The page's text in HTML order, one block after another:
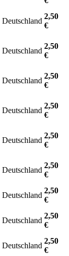
Deutschland
2,50
€
Deutschland
2,50
€
Deutschland
2,50
€
Deutschland
2,50
€
Deutschland
2,50
€
Deutschland
2,50
€
Deutschland
2,50
€
Deutschland
2,50
€
Deutschland
2,50
€